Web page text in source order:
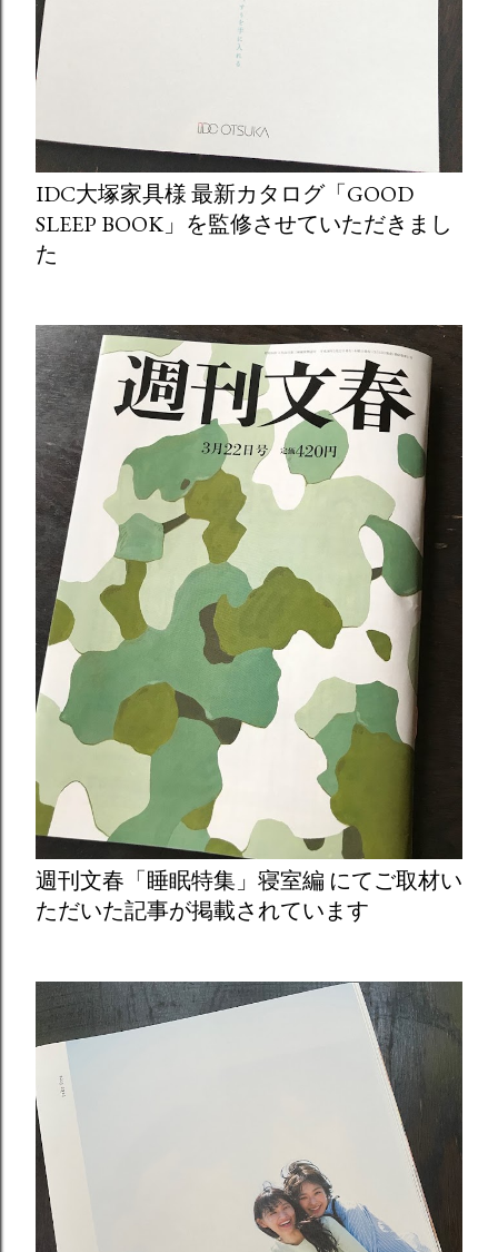
IDC大塚家具様 最新カタログ「GOOD
SLEEP BOOK」を監修させていただきまし
た
週刊文春「睡眠特集」寝室編 にてご取材い
ただいた記事が掲載されています